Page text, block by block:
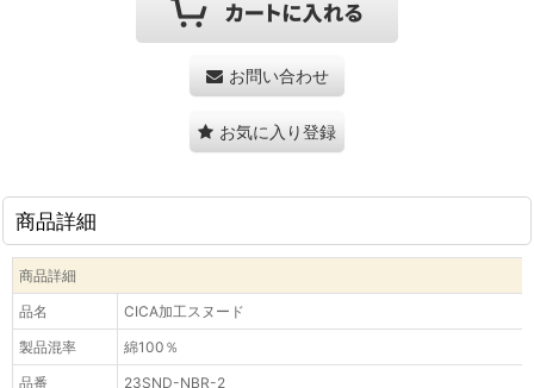
お問い合わせ
お気に入り登録
商品詳細
商品詳細
品名
CICA加工スヌード
製品混率
綿100％
品番
23SND-NBR-2